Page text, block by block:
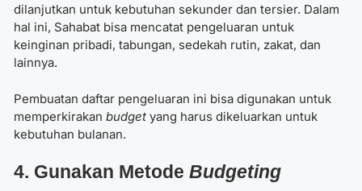
dilanjutkan untuk kebutuhan sekunder dan tersier. Dalam
hal ini, Sahabat bisa mencatat pengeluaran untuk
keinginan pribadi, tabungan, sedekah rutin, zakat, dan
lainnya.
Pembuatan daftar pengeluaran ini bisa digunakan untuk
memperkirakan budget yang harus dikeluarkan untuk
kebutuhan bulanan.
4. Gunakan Metode Budgeting